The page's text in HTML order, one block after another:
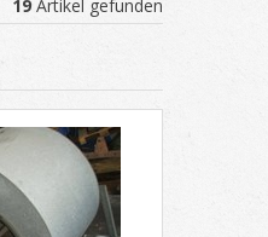
19 Artikel gefunden